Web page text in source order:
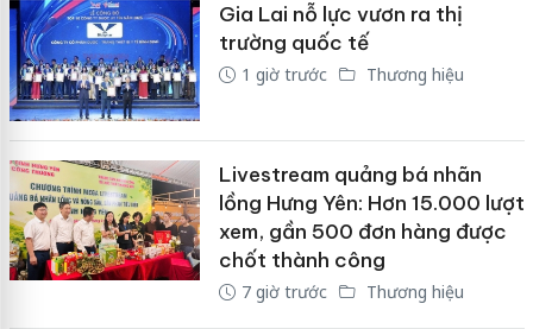
Gia Lai nỗ lực vươn ra thị
trường quốc tế
1 giờ trước Thương hiệu
Livestream quảng bá nhãn
lồng Hưng Yên: Hơn 15.000 lượt
xem, gần 500 đơn hàng được
chốt thành công
7 giờ trước Thương hiệu